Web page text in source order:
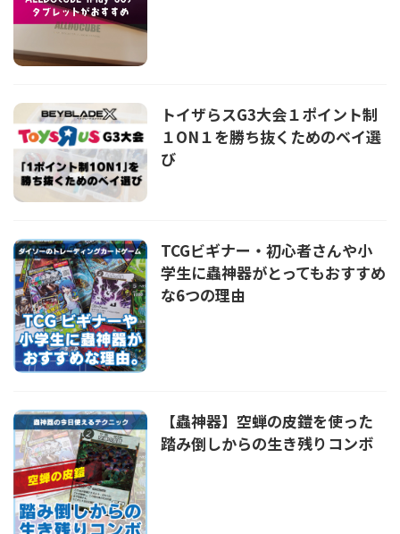
トイザらスG3大会１ポイント制
１ON１を勝ち抜くためのベイ選
び
TCGビギナー・初心者さんや小
学生に蟲神器がとってもおすすめ
な6つの理由
【蟲神器】空蝉の皮鎧を使った
踏み倒しからの生き残りコンボ